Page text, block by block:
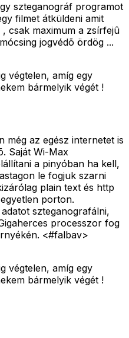
szteganográf programot
filmet átküldeni amit
csak maximum a zsírfejû
jogvédõ ördög ...
végtelen, amíg egy
bármelyik végét !
még az egész internetet is
Saját Wi-Max
a pinyóban ha kell,
le fogjuk szarni
plain text és http
porton.
szteganografálni,
processzor fog
<#falbav>
végtelen, amíg egy
bármelyik végét !